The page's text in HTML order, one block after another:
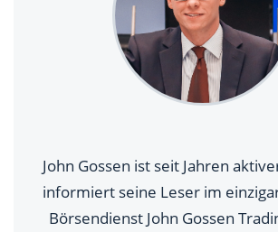
John Gossen ist seit Jahren
informiert seine Leser im
Börsendienst John Gossen